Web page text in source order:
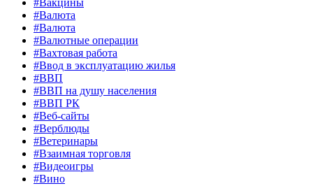
#Вакцины
#Валюта
#Валюта
#Валютные операции
#Вахтовая работа
#Ввод в эксплуатацию жилья
#ВВП
#ВВП на душу населения
#ВВП РК
#Веб-сайты
#Верблюды
#Ветеринары
#Взаимная торговля
#Видеоигры
#Вино